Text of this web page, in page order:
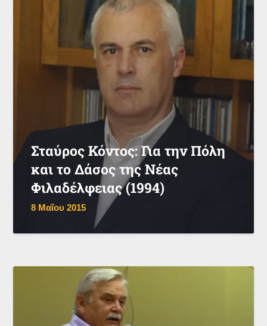
Σταύρος Κόντος: Για την Πόλη
και το Δάσος της Νέας
Φιλαδέλφειας (1994)
8 Μαΐου 2015